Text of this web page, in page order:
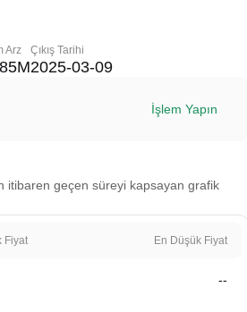
Arz Çıkış Tarihi
2025-03-09
İşlem Yapın
itibaren geçen süreyi kapsayan grafik
Fiyat En Düşük Fiyat
--